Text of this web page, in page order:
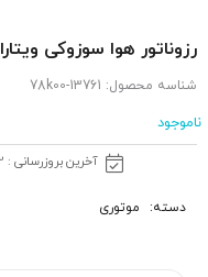
رزوناتور هوا سوزوکی ویتارا 2400
شناسه محصول: 13761-78k00
ناموجود
آخرین بروزرسانی : 12 دی, 1403
دسته: موتوری